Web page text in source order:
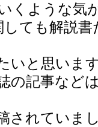
くような気
しても解説
いと思いま
の記事など
されていま